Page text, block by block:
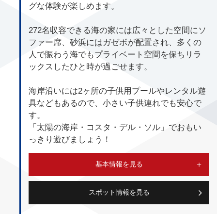
グな体験が楽しめます。
272名収容できる海の家には広々とした空間にソ
ファー席、砂浜にはガゼボが配置され、多くの
人で賑わう海でもプライベート空間を保ちリラ
ックスしたひと時が過ごせます。
海岸沿いには2ヶ所の子供用プールやレンタル遊
具などもあるので、小さい子供連れでも安心で
す。
「太陽の海岸・コスタ・デル・ソル」でおもい
っきり遊びましょう！
基本情報を見る
スポット情報を見る